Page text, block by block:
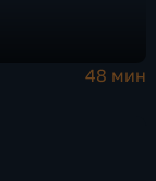
48 мин